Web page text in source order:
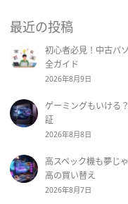
最近の投稿
初心者必見！中古パ
全ガイド
2026年8月9日
ゲーミングもいける
証
2026年8月8日
高スペック機も夢じ
高の買い替え
2026年8月7日